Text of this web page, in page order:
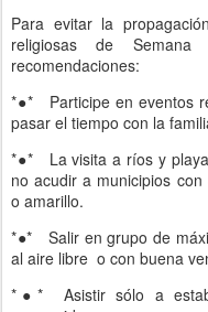
Para evitar la
religiosas de
recomendaciones:
*●*
Participe en eventos
pasar el tiempo con la
*●*
La visita a ríos y
no acudir a municipios
o amarillo.
*●*
Salir en grupo de
al aire libre o con buena
*●*
Asistir sólo a